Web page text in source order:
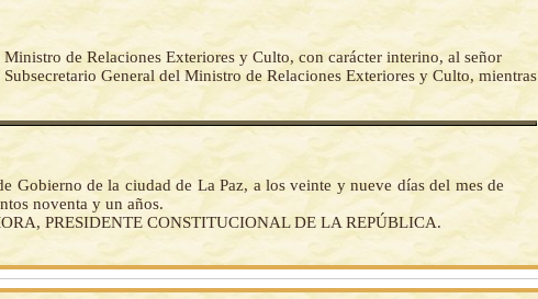
Ministro de Relaciones Exteriores y Culto, con carácter interino, al señor
General del Ministro de Relaciones Exteriores y Culto, mientras
Gobierno de la ciudad de La Paz, a los veinte y nueve días del mes de
noventa y un años.
PRESIDENTE CONSTITUCIONAL DE LA REPÚBLICA.